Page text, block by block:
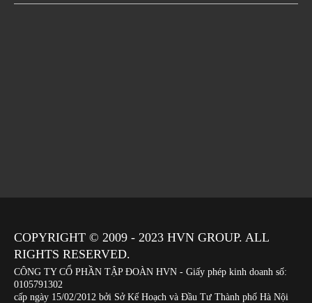
COPYRIGHT © 2009 - 2023 HVN GROUP. ALL
RIGHTS RESERVED.
CÔNG TY CỔ PHẦN TẬP ĐOÀN HVN - Giấy phép kinh doanh số:
0105791302
cấp ngày 15/02/2012 bởi Sở Kế Hoạch và Đầu Tư Thành phố Hà Nội